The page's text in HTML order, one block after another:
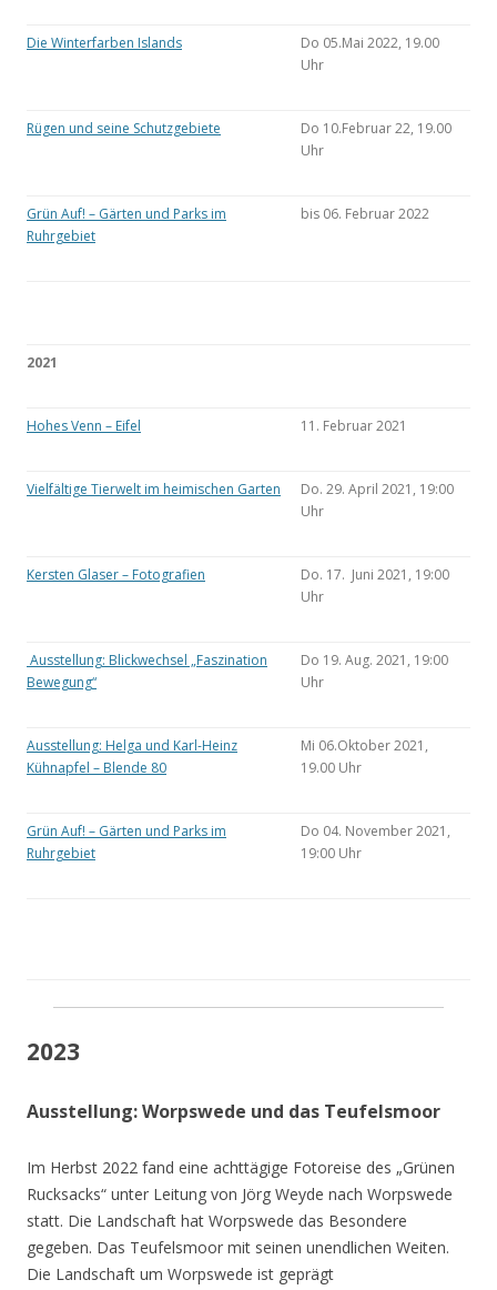
Die Winterfarben Islands
Do 05.Mai 2022, 19.00
Uhr
Rügen und seine Schutzgebiete
Do 10.Februar 22, 19.00
Uhr
Grün Auf! – Gärten und Parks im
Ruhrgebiet
bis 06. Februar 2022
2021
Hohes Venn – Eifel 11. Februar 2021
Vielfältige Tierwelt im heimischen Garten
Do. 29. April 2021, 19:00
Uhr
Kersten Glaser – Fotografien
Do. 17. Juni 2021, 19:00
Uhr
Ausstellung: Blickwechsel „Faszination
Bewegung“
Do 19. Aug. 2021, 19:00
Uhr
Ausstellung: Helga und Karl-Heinz
Kühnapfel – Blende 80
Mi 06.Oktober 2021,
19.00 Uhr
Grün Auf! – Gärten und Parks im
Ruhrgebiet
Do 04. November 2021,
19:00 Uhr
2023
Ausstellung: Worpswede und das Teufelsmoor
Im Herbst 2022 fand eine achttägige Fotoreise des „Grünen
Rucksacks“ unter Leitung von Jörg Weyde nach Worpswede
statt. Die Landschaft hat Worpswede das Besondere
gegeben. Das Teufelsmoor mit seinen unendlichen Weiten.
Die Landschaft um Worpswede ist geprägt